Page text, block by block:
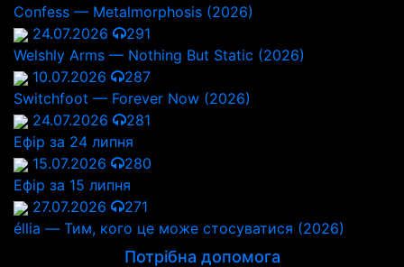
Confess — Metalmorphosis (2026)
24.07.2026
291
Welshly Arms — Nothing But Static (2026)
10.07.2026
287
Switchfoot — Forever Now (2026)
24.07.2026
281
Ефір за 24 липня
15.07.2026
280
Ефір за 15 липня
27.07.2026
271
éllia — Тим, кого це може стосуватися (2026)
Потрібна допомога